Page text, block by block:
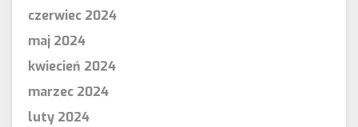
czerwiec 2024
maj 2024
kwiecień 2024
marzec 2024
luty 2024